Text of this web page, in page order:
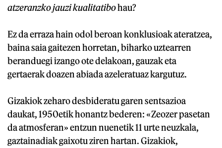
atzeranzko jauzi kualitatibohau?
Ez da erraza hain odol beroan konklusioak ateratzea,
baina saia gaitezen horretan, biharko uztearren
beranduegi izango ote delakoan, gauzak eta
gertaerak doazen abiada azeleratuaz kargutuz.
Gizakiok zeharo desbideratu garen sentsazioa
daukat, 1950etik honantz bederen: «Zeozer pasetan
da atmosferan» entzun nuenetik 11 urte neuzkala,
gaztainadiak gaixotu ziren hartan. Gizakiok,